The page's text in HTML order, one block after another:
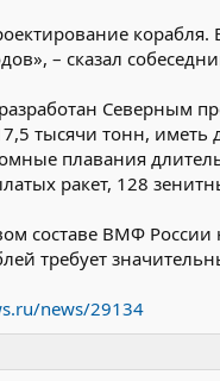
– сказал
Северным
тысячи тонн, иметь
плавания
ракет, 128
составе ВМФ России
требует
news/29134